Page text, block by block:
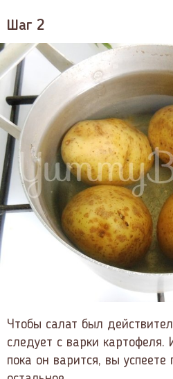
Шаг 2
Чтобы салат был
следует с варки картофеля.
пока он варится, вы успеете